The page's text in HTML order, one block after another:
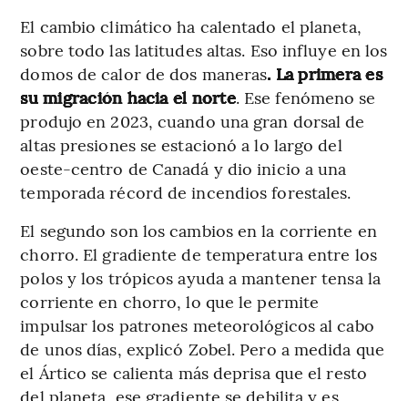
El cambio climático ha calentado el planeta,
sobre todo las latitudes altas. Eso influye en los
domos de calor de dos maneras. La primera es
su migración hacia el norte. Ese fenómeno se
produjo en 2023, cuando una gran dorsal de
altas presiones se estacionó a lo largo del
oeste-centro de Canadá y dio inicio a una
temporada récord de incendios forestales.
El segundo son los cambios en la corriente en
chorro. El gradiente de temperatura entre los
polos y los trópicos ayuda a mantener tensa la
corriente en chorro, lo que le permite
impulsar los patrones meteorológicos al cabo
de unos días, explicó Zobel. Pero a medida que
el Ártico se calienta más deprisa que el resto
del planeta, ese gradiente se debilita y es